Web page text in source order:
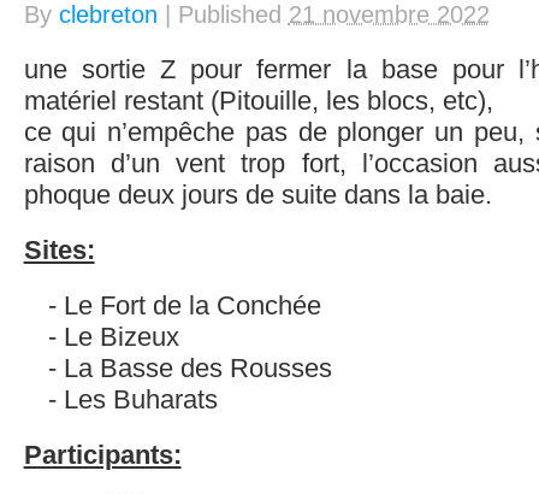
By clebreton Published 21 novembre 2022
une sortie Z pour fermer la base pour
matériel restant (Pitouille, les blocs, etc),
ce qui n’empêche pas de plonger un
raison d’un vent trop fort, l’occasion
phoque deux jours de suite dans la baie.
Sites:
Le Fort de la Conchée
Le Bizeux
La Basse des Rousses
Les Buharats
Participants: